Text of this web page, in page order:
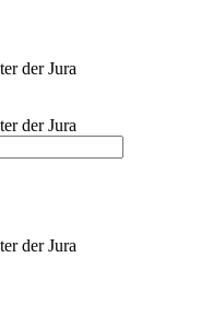
der Jura
der Jura
der Jura